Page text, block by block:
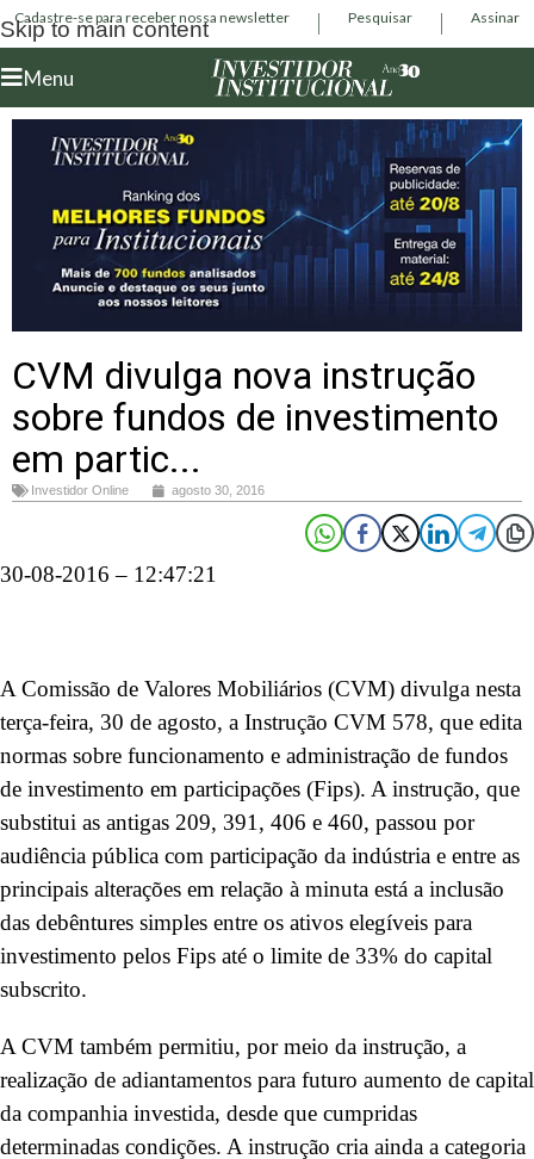
Skip to main content
Cadastre-se para receber nossa newsletter Pesquisar Assinar
Menu
CVM divulga nova instrução
sobre fundos de investimento
em partic...
Investidor Online agosto 30, 2016
30-08-2016 – 12:47:21
A Comissão de Valores Mobiliários (CVM) divulga nesta
terça-feira, 30 de agosto, a Instrução CVM 578, que edita
normas sobre funcionamento e administração de fundos
de investimento em participações (Fips). A instrução, que
substitui as antigas 209, 391, 406 e 460, passou por
audiência pública com participação da indústria e entre as
principais alterações em relação à minuta está a inclusão
das debêntures simples entre os ativos elegíveis para
investimento pelos Fips até o limite de 33% do capital
subscrito.
A CVM também permitiu, por meio da instrução, a
realização de adiantamentos para futuro aumento de capital
da companhia investida, desde que cumpridas
determinadas condições. A instrução cria ainda a categoria